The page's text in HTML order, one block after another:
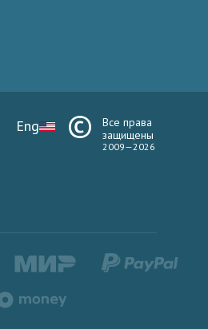
Eng
Все права
защищены
2009—2026